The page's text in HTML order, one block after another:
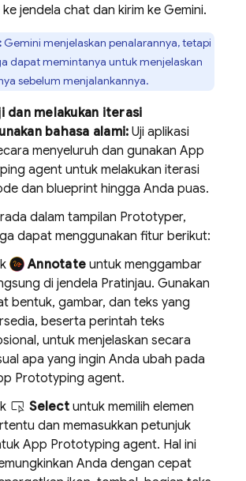
jendela chat dan kirim ke Gemini.
Gemini menjelaskan penalarannya, tetapi
dapat memintanya untuk menjelaskan
sebelum menjalankannya.
dan melakukan iterasi
bahasa alami:Uji aplikasi
menyeluruh dan gunakan App
agentuntuk melakukan iterasi
dan blueprint hingga Anda puas.
dalam tampilan Prototyper,
dapat menggunakan fitur berikut:
Annotate untuk menggambar
di jendela Pratinjau. Gunakan
bentuk, gambar, dan teks yang
beserta perintah teks
untuk menjelaskan secara
apa yang ingin Anda ubah pada
Prototyping agent.
Selectuntuk memilih elemen
dan memasukkan petunjuk
App Prototyping agent. Hal ini
Anda dengan cepat